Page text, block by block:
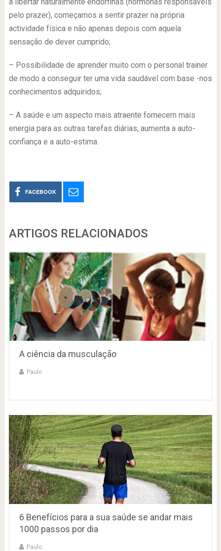
pelo prazer), começamos a sentir prazer na própria
actividade física e não apenas depois com aquela
sensação de dever cumprido;
– Possibilidade de aprender muito com o personal trainer
de modo a conseguir ter uma vida saudável com base -nos
conhecimentos adquiridos;
– A saúde e um aspecto mais atraente fornecem mais
energia para as outras tarefas diárias, aumenta a auto-
confiança e a auto-estima.
FACEBOOK
ARTIGOS RELACIONADOS
A ciência da musculação
Paulo
6 Benefícios para a sua saúde se andar mais
1000 passos por dia
Paulo